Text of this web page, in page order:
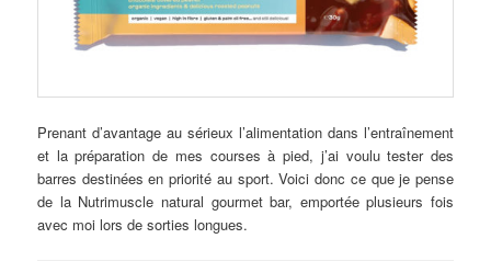
Prenant d’avantage au sérieux l’alimentation dans l’entraînement
et la préparation de mes courses à pied, j’ai voulu tester des
barres destinées en priorité au sport. Voici donc ce que je pense
de la Nutrimuscle natural gourmet bar, emportée plusieurs fois
avec moi lors de sorties longues.